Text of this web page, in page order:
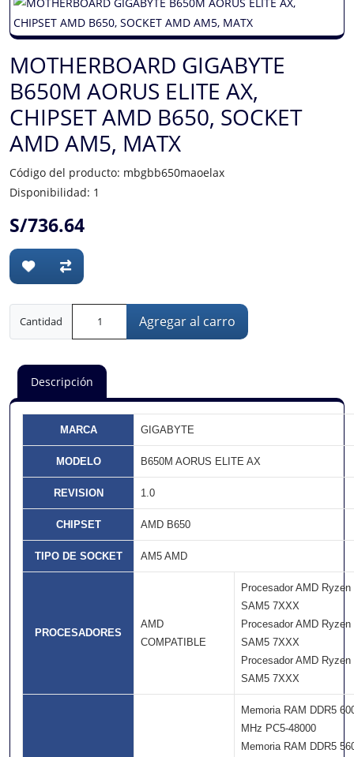
MOTHERBOARD GIGABYTE
B650M AORUS ELITE AX,
CHIPSET AMD B650, SOCKET
AMD AM5, MATX
Código del producto: mbgbb650maoelax
Disponibilidad: 1
S/736.64
Cantidad Agregar al carro
Descripción
MARCA GIGABYTE
MODELO B650M AORUS ELITE AX
REVISION 1.0
CHIPSET AMD B650
TIPO DE SOCKET AM5 AMD
PROCESADORES
AMD
COMPATIBLE
Procesador AMD Ryzen
SAM5 7XXX
Procesador AMD Ryzen
SAM5 7XXX
Procesador AMD Ryzen
SAM5 7XXX
Memoria RAM DDR5
MHz PC5-48000
Memoria RAM DDR5